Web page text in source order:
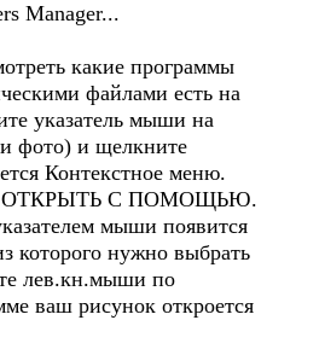
Manager...
какие программы
файлами есть на
указатель мыши на
фото) и щелкните
Контекстное меню.
ОТКРЫТЬ С ПОМОЩЬЮ.
мыши появится
которого нужно выбрать
лев.кн.мыши по
ваш рисунок откроется